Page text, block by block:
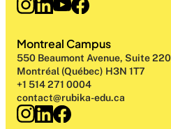
Montreal Campus
550 Beaumont Avenue, Suite
Montréal (Québec) H3N 1T7
+1 514 271 0004
contact@rubika-edu.ca